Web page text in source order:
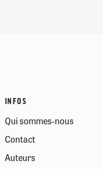
INFOS
Qui sommes-nous
Contact
Auteurs